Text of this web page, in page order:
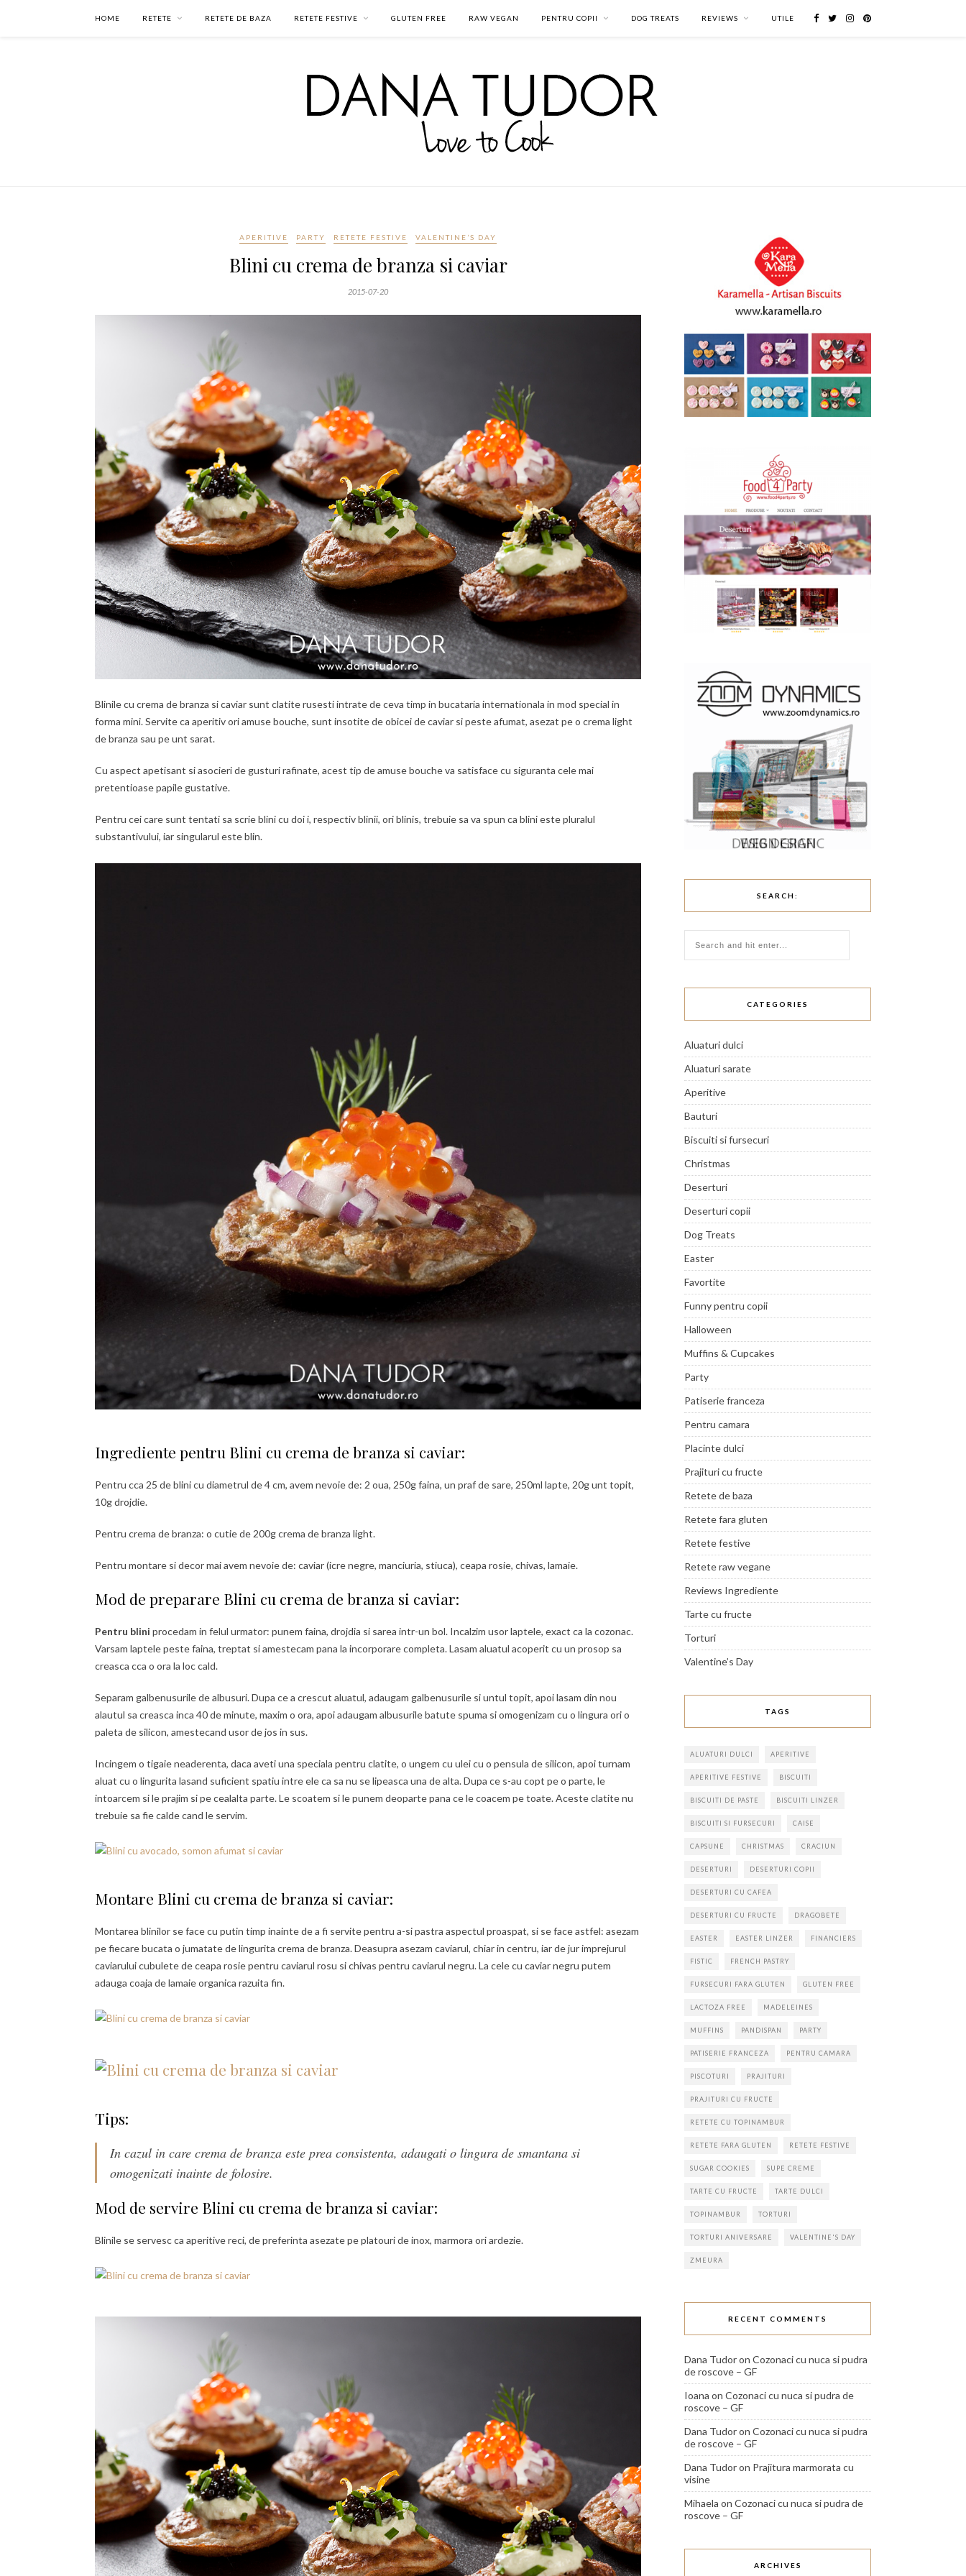
HOME RETETE RETETE DE BAZA RETETE FESTIVE GLUTEN FREE RAW VEGAN PENTRU COPII DOG TREATS REVIEWS UTILE
APERITIVE PARTY RETETE FESTIVE VALENTINE’S DAY
Blini cu crema de branza si caviar
2015-07-20
Blinile cu crema de branza si caviar sunt clatite rusesti intrate de ceva timp in bucataria internationala in mod special in
forma mini. Servite ca aperitiv ori amuse bouche, sunt insotite de obicei de caviar si peste afumat, asezat pe o crema light
de branza sau pe unt sarat.
Cu aspect apetisant si asocieri de gusturi rafinate, acest tip de amuse bouche va satisface cu siguranta cele mai
pretentioase papile gustative.
Pentru cei care sunt tentati sa scrie blini cu doi i, respectiv blinii, ori blinis, trebuie sa va spun ca blini este pluralul
substantivului, iar singularul este blin.
Ingrediente pentru Blini cu crema de branza si caviar:
Pentru cca 25 de blini cu diametrul de 4 cm, avem nevoie de: 2 oua, 250g faina, un praf de sare, 250ml lapte, 20g unt topit,
10g drojdie.
Pentru crema de branza: o cutie de 200g crema de branza light.
Pentru montare si decor mai avem nevoie de: caviar (icre negre, manciuria, stiuca), ceapa rosie, chivas, lamaie.
Mod de preparare Blini cu crema de branza si caviar:
Pentru blini procedam in felul urmator: punem faina, drojdia si sarea intr-un bol. Incalzim usor laptele, exact ca la cozonac.
Varsam laptele peste faina, treptat si amestecam pana la incorporare completa. Lasam aluatul acoperit cu un prosop sa
creasca cca o ora la loc cald.
Separam galbenusurile de albusuri. Dupa ce a crescut aluatul, adaugam galbenusurile si untul topit, apoi lasam din nou
alautul sa creasca inca 40 de minute, maxim o ora, apoi adaugam albusurile batute spuma si omogenizam cu o lingura ori o
paleta de silicon, amestecand usor de jos in sus.
Incingem o tigaie neaderenta, daca aveti una speciala pentru clatite, o ungem cu ulei cu o pensula de silicon, apoi turnam
aluat cu o lingurita lasand suficient spatiu intre ele ca sa nu se lipeasca una de alta. Dupa ce s-au copt pe o parte, le
intoarcem si le prajim si pe cealalta parte. Le scoatem si le punem deoparte pana ce le coacem pe toate. Aceste clatite nu
trebuie sa fie calde cand le servim.
Montare Blini cu crema de branza si caviar:
Montarea blinilor se face cu putin timp inainte de a fi servite pentru a-si pastra aspectul proaspat, si se face astfel: asezam
pe fiecare bucata o jumatate de lingurita crema de branza. Deasupra asezam caviarul, chiar in centru, iar de jur imprejurul
caviarului cubulete de ceapa rosie pentru caviarul rosu si chivas pentru caviarul negru. La cele cu caviar negru putem
adauga coaja de lamaie organica razuita fin.
Tips:
In cazul in care crema de branza este prea consistenta, adaugati o lingura de smantana si
omogenizati inainte de folosire.
Mod de servire Blini cu crema de branza si caviar:
Blinile se servesc ca aperitive reci, de preferinta asezate pe platouri de inox, marmora ori ardezie.
SEARCH:
CATEGORIES
Aluaturi dulci
Aluaturi sarate
Aperitive
Bauturi
Biscuiti si fursecuri
Christmas
Deserturi
Deserturi copii
Dog Treats
Easter
Favortite
Funny pentru copii
Halloween
Muffins & Cupcakes
Party
Patiserie franceza
Pentru camara
Placinte dulci
Prajituri cu fructe
Retete de baza
Retete fara gluten
Retete festive
Retete raw vegane
Reviews Ingrediente
Tarte cu fructe
Torturi
Valentine’s Day
TAGS
ALUATURI DULCI APERITIVE
APERITIVE FESTIVE BISCUITI
BISCUITI DE PASTE BISCUITI LINZER
BISCUITI SI FURSECURI CAISE
CAPSUNE CHRISTMAS CRACIUN
DESERTURI DESERTURI COPII
DESERTURI CU CAFEA
DESERTURI CU FRUCTE DRAGOBETE
EASTER EASTER LINZER FINANCIERS
FISTIC FRENCH PASTRY
FURSECURI FARA GLUTEN GLUTEN FREE
LACTOZA FREE MADELEINES
MUFFINS PANDISPAN PARTY
PATISERIE FRANCEZA PENTRU CAMARA
PISCOTURI PRAJITURI
PRAJITURI CU FRUCTE
RETETE CU TOPINAMBUR
RETETE FARA GLUTEN RETETE FESTIVE
SUGAR COOKIES SUPE CREME
TARTE CU FRUCTE TARTE DULCI
TOPINAMBUR TORTURI
TORTURI ANIVERSARE VALENTINE'S DAY
ZMEURA
RECENT COMMENTS
Dana Tudoron Cozonaci cu nuca si pudra
de roscove – GF
Ioana on Cozonaci cu nuca si pudra de
roscove – GF
Dana Tudoron Cozonaci cu nuca si pudra
de roscove – GF
Dana Tudoron Prajitura marmorata cu
visine
Mihaela on Cozonaci cu nuca si pudra de
roscove – GF
ARCHIVES